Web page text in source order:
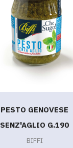
PESTO GENOVESE
SENZ'AGLIO G.190
BIFFI